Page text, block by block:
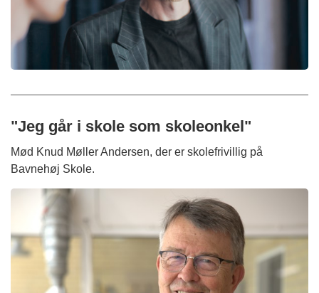
"Jeg går i skole som skoleonkel"
Mød Knud Møller Andersen, der er skolefrivillig på
Bavnehøj Skole.